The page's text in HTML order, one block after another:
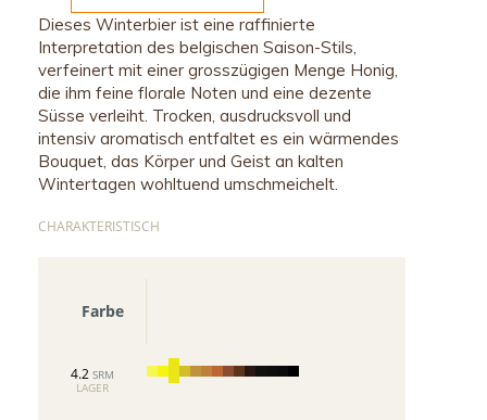
Dieses Winterbier ist eine raffinierte
Interpretation des belgischen Saison-Stils,
verfeinert mit einer grosszügigen Menge Honig,
die ihm feine florale Noten und eine dezente
Süsse verleiht. Trocken, ausdrucksvoll und
intensiv aromatisch entfaltet es ein wärmendes
Bouquet, das Körper und Geist an kalten
Wintertagen wohltuend umschmeichelt.
CHARAKTERISTISCH
Farbe
4.2 SRM
LAGER